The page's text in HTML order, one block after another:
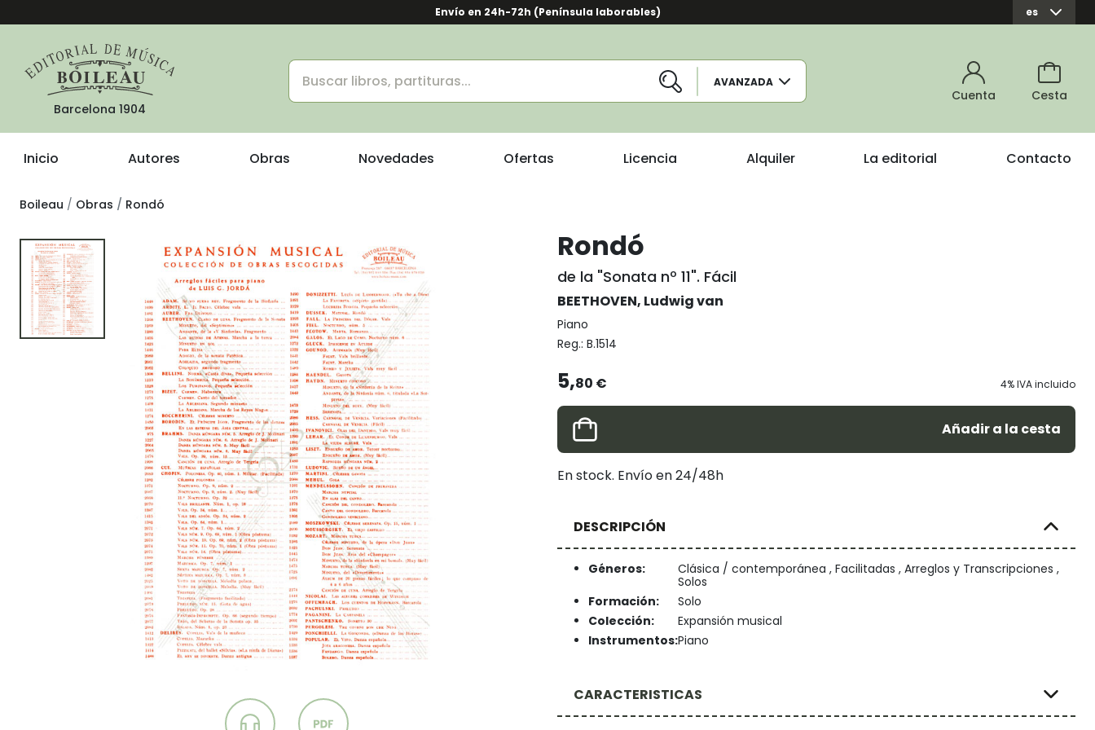
Envío en 24h-72h (Península laborables) es
Barcelona 1904
AVANZADA
Cuenta Cesta
Inicio Autores Obras Novedades Ofertas Licencia Alquiler La editorial Contacto
Boileau Obras Rondó
Rondó
de la "Sonata nº 11". Fácil
BEETHOVEN, Ludwig van
Piano
Reg.: B.1514
5,80 € 4% IVA incluido
Añadir a la cesta
En stock. Envío en 24/48h
DESCRIPCIÓN
Géneros:
Clásica / contemporánea , Facilitadas , Arreglos y Transcripciones ,
Solos
Formación:
Solo
Colección:
Expansión musical
Instrumentos:Piano
CARACTERISTICAS